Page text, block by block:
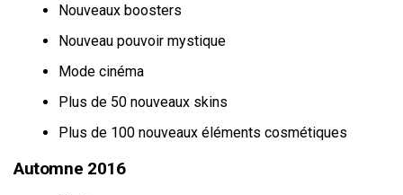
Nouveaux boosters
Nouveau pouvoir mystique
Mode cinéma
Plus de 50 nouveaux skins
Plus de 100 nouveaux éléments cosmétiques
Automne 2016